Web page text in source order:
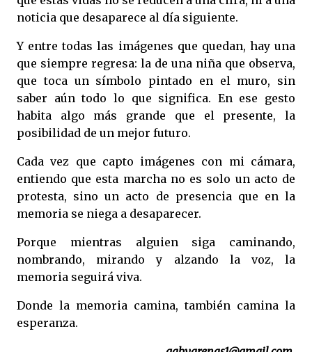
noticia que desaparece al día siguiente.
Y entre todas las imágenes que quedan, hay una
que siempre regresa: la de una niña que observa,
que toca un símbolo pintado en el muro, sin
saber aún todo lo que significa. En ese gesto
habita algo más grande que el presente, la
posibilidad de un mejor futuro.
Cada vez que capto imágenes con mi cámara,
entiendo que esta marcha no es solo un acto de
protesta, sino un acto de presencia que en la
memoria se niega a desaparecer.
Porque mientras alguien siga caminando,
nombrando, mirando y alzando la voz, la
memoria seguirá viva.
Donde la memoria camina, también camina la
esperanza.